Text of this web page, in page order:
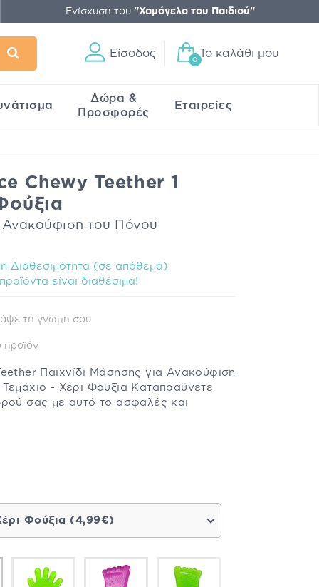
Ενίσχυση του "Χαμόγελο του Παιδιού"
Είσοδος
0
Το καλάθι μου
Δώρα &
Προσφορές
Εταιρείες
Chewy Teether 1
Ανακούφιση του Πόνου
Διαθεσιμότητα (σε απόθεμα)
είναι διαθέσιμα!
τη γνώμη σου
προϊόν
Παιχνίδι Μάσησης για Ανακούφιση
- Χέρι Φούξια Καταπραΰνετε
σας με αυτό το ασφαλές και
Φούξια (4,99€)